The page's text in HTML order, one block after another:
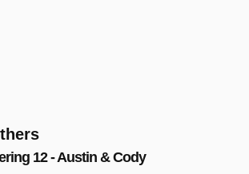
12 - Austin & Cody